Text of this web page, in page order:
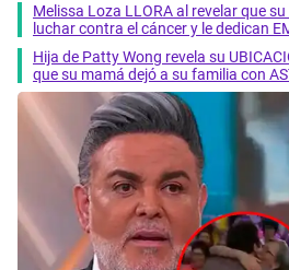
Melissa Loza LLORA al revelar que
luchar contra el cáncer y le dedican
Hija de Patty Wong revela su
que su mamá dejó a su familia con